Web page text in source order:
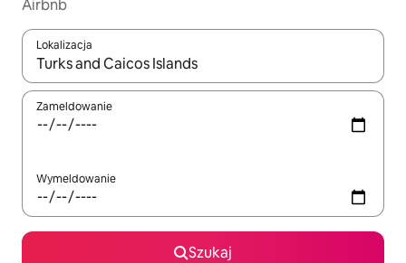
Airbnb
Lokalizacja
Gdy wyniki będą dostępne, możesz poruszać się po nich za
Zameldowanie
Wymeldowanie
Szukaj